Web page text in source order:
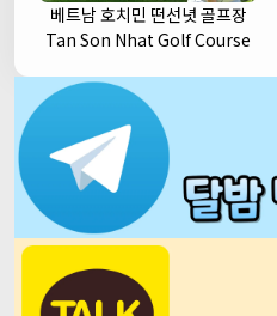
베트남 호치민 떤선녓 골프장
Tan Son Nhat Golf Course